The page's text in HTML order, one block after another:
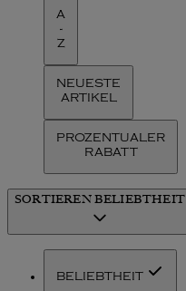
A
-
Z
NEUESTE
ARTIKEL
PROZENTUALER
RABATT
SORTIERENBELIEBTHEIT
BELIEBTHEIT